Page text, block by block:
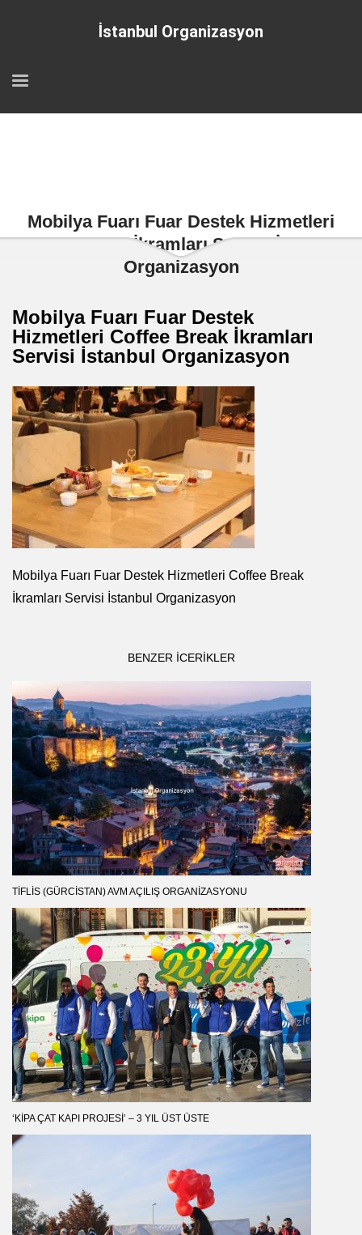
İstanbul Organizasyon
Mobilya Fuarı Fuar Destek Hizmetleri
Coffee Break İkramları Servisi İstanbul
Organizasyon
Mobilya Fuarı Fuar Destek
Hizmetleri Coffee Break İkramları
Servisi İstanbul Organizasyon
Mobilya Fuarı Fuar Destek Hizmetleri Coffee Break
İkramları Servisi İstanbul Organizasyon
BENZER ICERIKLER
TIFLIS (GÜRCISTAN) AVM AÇILIŞ ORGANIZASYONU
‘KIPA ÇAT KAPI PROJESI’ – 3 YIL ÜST ÜSTE